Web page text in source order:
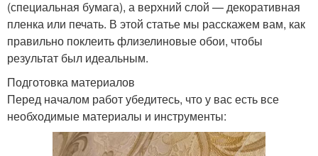
(специальная бумага), а верхний слой — декоративная
пленка или печать. В этой статье мы расскажем вам, как
правильно поклеить флизелиновые обои, чтобы
результат был идеальным.
Подготовка материалов
Перед началом работ убедитесь, что у вас есть все
необходимые материалы и инструменты: